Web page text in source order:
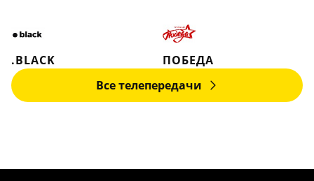
.BLACK
ПОБЕДА
Все телепередачи